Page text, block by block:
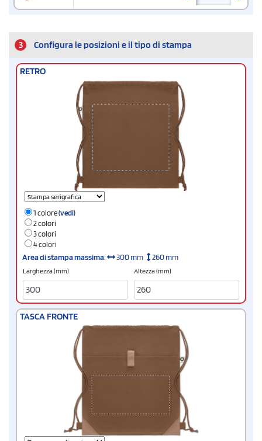
3 Configura le posizioni e il tipo di stampa
RETRO
1 colore(vedi)
2 colori
3 colori
4 colori
Area di stampa massima: 300 mm 260 mm
Larghezza (mm) Altezza (mm)
TASCA FRONTE